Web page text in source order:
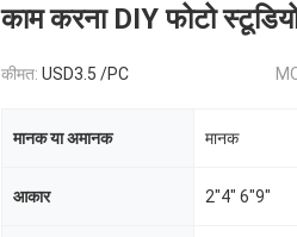
काम करना DIY फोटो
कीमत: USD3.5 /PC
मानक या अमानक मानक
आकार 2"4" 6"9"